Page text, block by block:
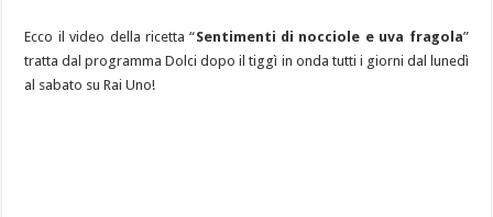
Ecco il video della ricetta “Sentimenti di nocciole e uva fragola”
tratta dal programma Dolci dopo il tiggì in onda tutti i giorni dal lunedì
al sabato su Rai Uno!